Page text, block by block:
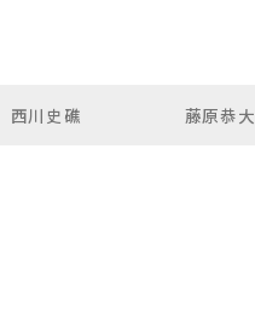
西川史礁 藤原恭大